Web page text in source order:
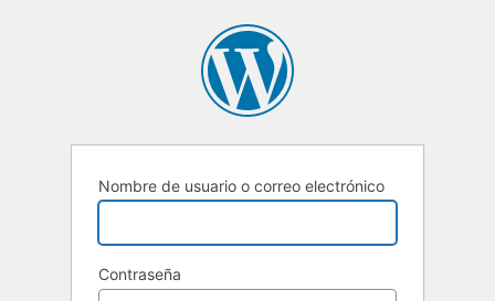
Nombre de usuario o correo electrónico
Contraseña